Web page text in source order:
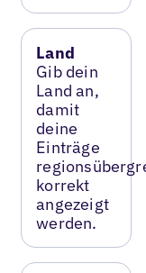
Land
Gib dein
Land an,
damit
deine
Einträge
korrekt
angezeigt
werden.